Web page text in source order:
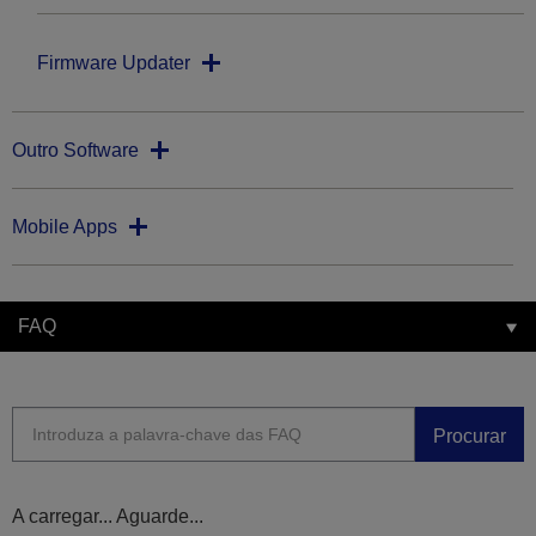
Firmware Updater
Outro Software
Mobile Apps
FAQ
Procurar
A carregar... Aguarde...